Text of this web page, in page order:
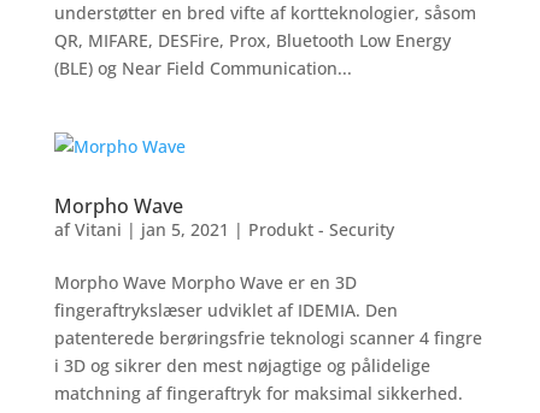
understøtter en bred vifte af kortteknologier, såsom
QR, MIFARE, DESFire, Prox, Bluetooth Low Energy
(BLE) og Near Field Communication...
Morpho Wave
afVitani | jan 5, 2021 | Produkt - Security
Morpho Wave Morpho Wave er en 3D
fingeraftrykslæser udviklet af IDEMIA. Den
patenterede berøringsfrie teknologi scanner 4 fingre
i 3D og sikrer den mest nøjagtige og pålidelige
matchning af fingeraftryk for maksimal sikkerhed.